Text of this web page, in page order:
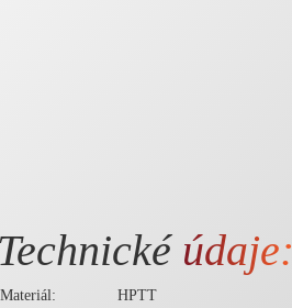
Technické údaje:
Materiál:
HPTT